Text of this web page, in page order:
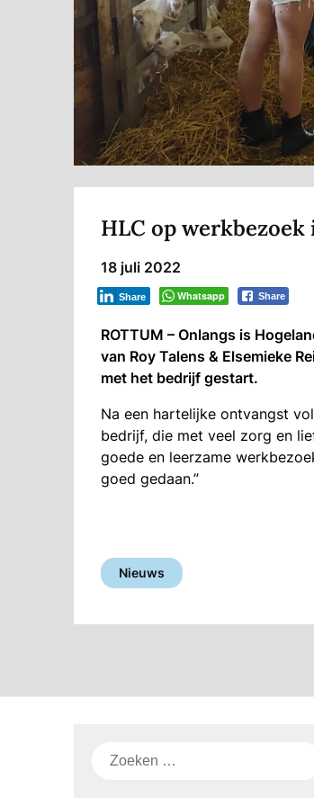
HLC op
18 juli 2022
Whatsapp Share
Share
ROTTUM – Onlangs is
van Roy Talens & Elsemieke
met het bedrijf gestart.
Na een hartelijke ontvangst
bedrijf, die met veel zorg en
goede en leerzame
goed gedaan.”
Nieuws
Zoeken